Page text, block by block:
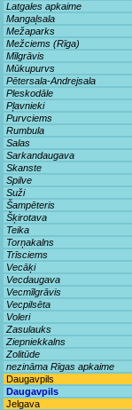
Latgales apkaime
Mangaļsala
Mežaparks
Mežciems (Rīga)
Mīlgrāvis
Mūkupurvs
Pētersala-Andrejsala
Pleskodāle
Pļavnieki
Purvciems
Rumbula
Salas
Sarkandaugava
Skanste
Spilve
Suži
Šampēteris
Šķirotava
Teika
Torņakalns
Trīsciems
Vecāķi
Vecdaugava
Vecmīlgrāvis
Vecpilsēta
Voleri
Zasulauks
Ziepniekkalns
Zolitūde
nezināma Rīgas apkaime
Daugavpils
Daugavpils
Jelgava